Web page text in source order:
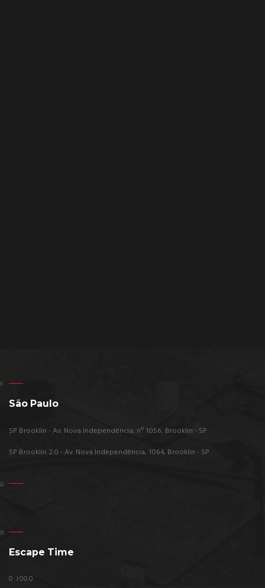
São Paulo
SP Brooklin - Av. Nova Independência, nº 1056, Brooklin - SP
SP Brooklin 2.0 - Av. Nova Independência, 1064, Brooklin - SP
Escape Time
O JOGO